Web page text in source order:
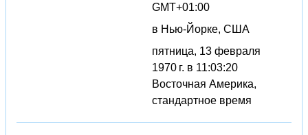
GMT+01:00
в Нью-Йорке, США
пятница, 13 февраля
1970 г. в 11:03:20
Восточная Америка,
стандартное время